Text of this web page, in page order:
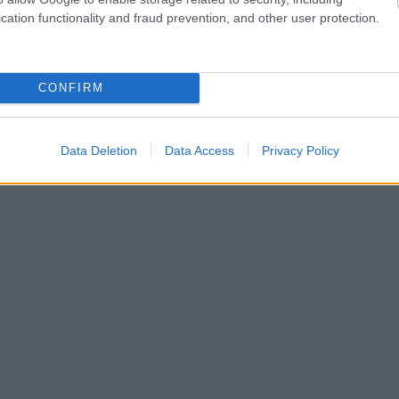
functionality and fraud prevention, and other user protection.
CONFIRM
Data Deletion Data Access Privacy Policy